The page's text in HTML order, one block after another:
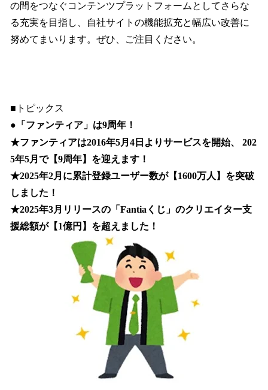
の間をつなぐコンテンツプラットフォームとしてさらな
る充実を目指し、自社サイトの機能拡充と幅広い改善に
努めてまいります。ぜひ、ご注目ください。
■トピックス
●「ファンティア」は9周年！
★ファンティアは2016年5月4日よりサービスを開始、 202
5年5月で【9周年】を迎えます！
★2025年2月に累計登録ユーザー数が【1600万人】を突破
しました！
★2025年3月リリースの「Fantiaくじ」のクリエイター支
援総額が【1億円】を超えました！